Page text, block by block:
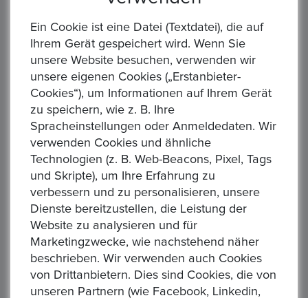
DEUTSCHLAND. 10 DM "Gedenkmünzen" Prägejahr: 1972 bis
Material: 625/1.000 Silber Erhaltung: Vorzüg...
KANADA, Elisabeth II. seit 1952 Königin. 5 Dollar
2022 "Maple Leaf". 31,1 gr. Feinsilber
Preis : 25,55 €
KANADA. 10 x 5 Dollar "Maple Leaf" Prägejahr: 2022
Gewicht: 31,1 g/Stück Material: 999/1.000 Silber Erhaltung:
vorzüglich, teilweise Milchfleckig Ware is...
Ein Cookie ist eine Datei (Textdatei), die auf
Ihrem Gerät gespeichert wird. Wenn Sie
unsere Website besuchen, verwenden wir
unsere eigenen Cookies („Erstanbieter-
Cookies“), um Informationen auf Ihrem Gerät
zu speichern, wie z. B. Ihre
Spracheinstellungen oder Anmeldedaten. Wir
verwenden Cookies und ähnliche
Technologien (z. B. Web-Beacons, Pixel, Tags
und Skripte), um Ihre Erfahrung zu
verbessern und zu personalisieren, unsere
Dienste bereitzustellen, die Leistung der
Website zu analysieren und für
Marketingzwecke, wie nachstehend näher
beschrieben. Wir verwenden auch Cookies
von Drittanbietern. Dies sind Cookies, die von
unseren Partnern (wie Facebook, Linkedin,